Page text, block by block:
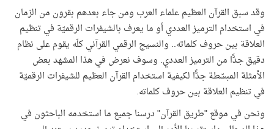
وقد سبق القرآن العظيم علماء العرب ومن جاء بعدهم بقرون من الزمان
في استخدام الترميز العددي أو ما يعرف بالشيفرات الرقميّة في تنظيم
العلاقة بين حروف كلماته.. والنسيج الرقمي القرآني كلّه يقوم على نظام
دقيق جدًّا من الترميز العددي. وسوف نعرض في هذا المشهد بعض
الأمثلة المبسّطة جدًّا لكيفية استخدام القرآن العظيم للشيفرات الرقميّة
في تنظيم العلاقة بين حروف كلماته.
ونحن في موقع "طريق القرآن" درسنا جميع ما استخدمه الباحثون في